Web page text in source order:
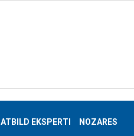
ATBILD EKSPERTI NOZARES